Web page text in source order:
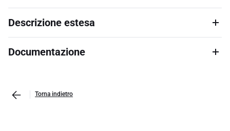
Descrizione estesa
Documentazione
Torna indietro